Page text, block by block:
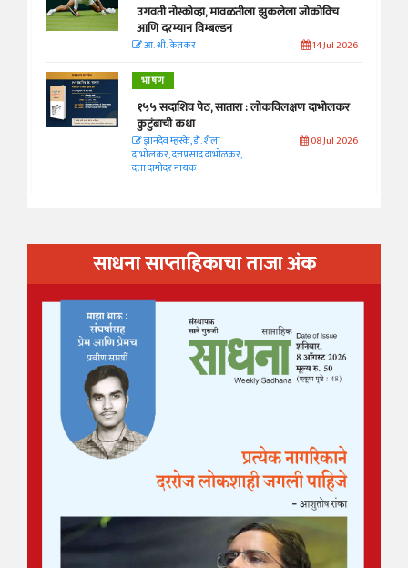
उगवती नोस्कोव्हा, मावळतीला झुकलेला जोकोविच
आणि दरम्यान विम्बल्डन
आ. श्री. केतकर 14 Jul 2026
भाषण
१५५ सदाशिव पेठ, सातारा : लोकविलक्षण दाभोलकर
कुटुंबाची कथा
ज्ञानदेव म्हस्के, डॉ. शैला
दाभोलकर, दत्तप्रसाद दाभोळकर,
दत्ता दामोदर नायक
08 Jul 2026
साधना साप्ताहिकाचा ताजा अंक